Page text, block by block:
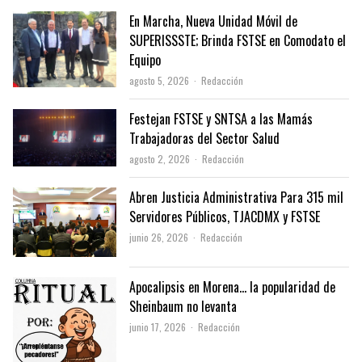
En Marcha, Nueva Unidad Móvil de
SUPERISSSTE; Brinda FSTSE en Comodato el
Equipo
agosto 5, 2026 Author
Redacción
Festejan FSTSE y SNTSA a las Mamás
Trabajadoras del Sector Salud
agosto 2, 2026 Author
Redacción
Abren Justicia Administrativa Para 315 mil
Servidores Públicos, TJACDMX y FSTSE
junio 26, 2026 Author
Redacción
Apocalipsis en Morena… la popularidad de
Sheinbaum no levanta
junio 17, 2026 Author
Redacción